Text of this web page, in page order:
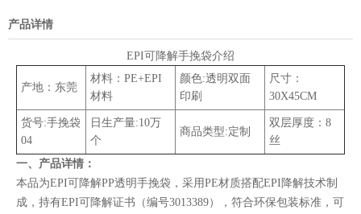
产品详情
EPI可降解手挽袋介绍
产地：东莞
材料：PE+EPI
材料
颜色:透明双面
印刷
尺寸：
30X45CM
货号:手挽袋
04
日生产量:10万
个
商品类型:定制
双层厚度：8
丝
一、产品详情：
本品为EPI可降解PP透明手挽袋，采用PE材质搭配EPI降解技术制
成，持有EPI可降解证书（编号3013389），符合环保包装标准，可